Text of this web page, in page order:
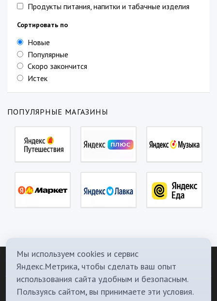
Продукты питания, напитки и табачные изделия
Сортировать по
Новые
Популярные
Скоро закончится
Истек
ПОПУЛЯРНЫЕ МАГАЗИНЫ
О Нас Политика конфиденциальности Контакты Телеграм канал
Мы используем cookies и сервис
Яндекс.Метрика, чтобы сделать ваш опыт
использования сайта удобным и безопасным.
Пользуясь сайтом, вы принимаете эти условия.